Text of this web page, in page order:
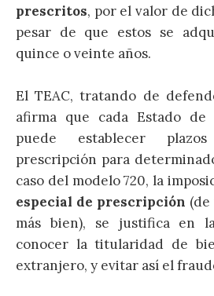
prescritos, por el valor de
pesar de que estos se
quince o veinte años.
El TEAC, tratando de
afirma que cada Estado
puede establecer
prescripción para
caso del modelo 720, la
especial de prescripción
más bien), se justifica en
conocer la titularidad de
extranjero, y evitar así el